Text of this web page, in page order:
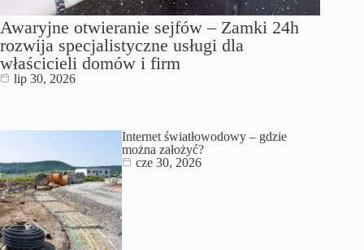
Awaryjne otwieranie sejfów – Zamki 24h
rozwija specjalistyczne usługi dla
właścicieli domów i firm
lip 30, 2026
Internet światłowodowy – gdzie
można założyć?
cze 30, 2026